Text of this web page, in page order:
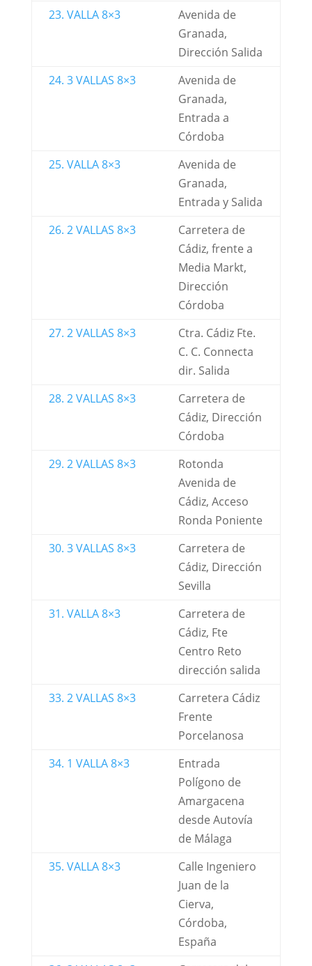
23. VALLA 8×3
Avenida de
Granada,
Dirección Salida
24. 3 VALLAS 8×3
Avenida de
Granada,
Entrada a
Córdoba
25. VALLA 8×3
Avenida de
Granada,
Entrada y Salida
26. 2 VALLAS 8×3
Carretera de
Cádiz, frente a
Media Markt,
Dirección
Córdoba
27. 2 VALLAS 8×3
Ctra. Cádiz Fte.
C. C. Connecta
dir. Salida
28. 2 VALLAS 8×3
Carretera de
Cádiz, Dirección
Córdoba
29. 2 VALLAS 8×3
Rotonda
Avenida de
Cádiz, Acceso
Ronda Poniente
30. 3 VALLAS 8×3
Carretera de
Cádiz, Dirección
Sevilla
31. VALLA 8×3
Carretera de
Cádiz, Fte
Centro Reto
dirección salida
33. 2 VALLAS 8×3
Carretera Cádiz
Frente
Porcelanosa
34. 1 VALLA 8×3
Entrada
Polígono de
Amargacena
desde Autovía
de Málaga
35. VALLA 8×3
Calle Ingeniero
Juan de la
Cierva,
Córdoba,
España